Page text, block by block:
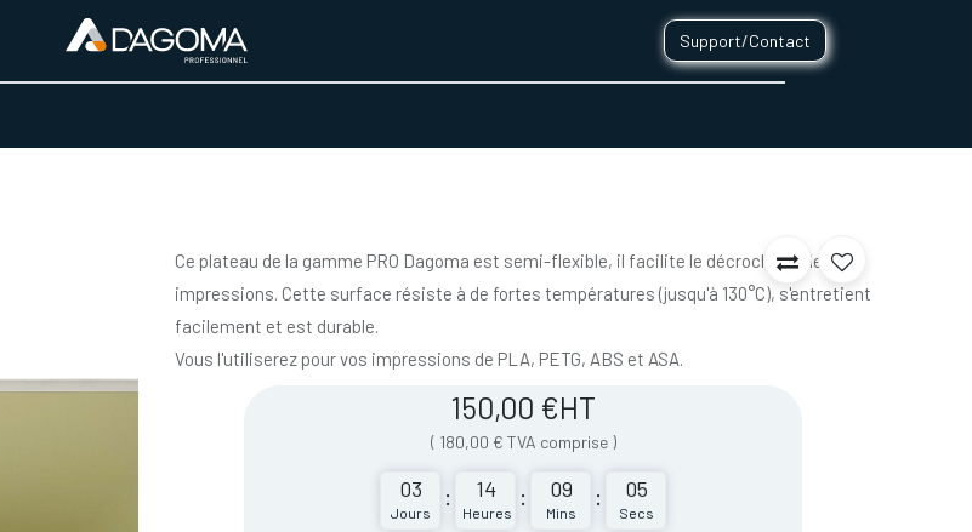
Support/Contact
Ce plateau de la gamme PRO Dagoma est semi-flexible, il facilite le décrochage de vos
impressions. Cette surface résiste à de fortes températures (jusqu'à 130°C), s'entretient
facilement et est durable.
Vous l'utiliserez pour vos impressions de PLA, PETG, ABS et ASA.
150,00 €HT
( 180,00 € TVA comprise )
03
Jours
: 14
Heures
: 09
Mins
: 05
Secs